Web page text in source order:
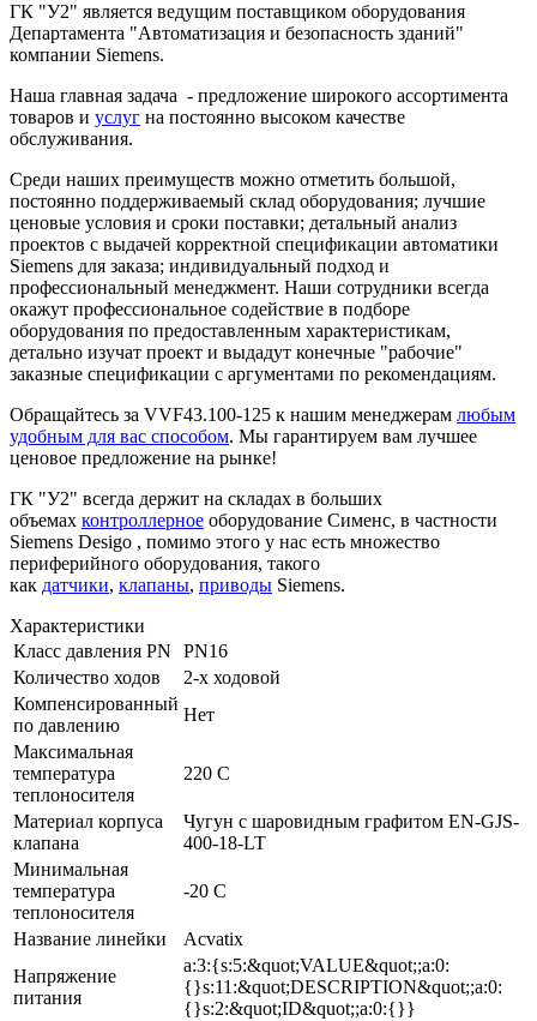
ГК "У2" является ведущим поставщиком оборудования
Департамента "Автоматизация и безопасность зданий"
компании Siemens.
Наша главная задача - предложение широкого ассортимента
товаров и услуг на постоянно высоком качестве
обслуживания.
Среди наших преимуществ можно отметить большой,
постоянно поддерживаемый склад оборудования; лучшие
ценовые условия и сроки поставки; детальный анализ
проектов с выдачей корректной спецификации автоматики
Siemens для заказа; индивидуальный подход и
профессиональный менеджмент. Наши сотрудники всегда
окажут профессиональное содействие в подборе
оборудования по предоставленным характеристикам,
детально изучат проект и выдадут конечные "рабочие"
заказные спецификации с аргументами по рекомендациям.
Обращайтесь за VVF43.100-125 к нашим менеджерам любым
удобным для вас способом. Мы гарантируем вам лучшее
ценовое предложение на рынке!
ГК "У2" всегда держит на складах в больших
объемах контроллерное оборудование Сименс, в частности
Siemens Desigo , помимо этого у нас есть множество
периферийного оборудования, такого
как датчики, клапаны, приводы Siemens.
Характеристики
Класс давления PN
PN16
Количество ходов
2-х ходовой
Компенсированный
по давлению
Нет
Максимальная
температура
теплоносителя
220 C
Материал корпуса
клапана
Чугун с шаровидным графитом EN-GJS-
400-18-LT
Минимальная
температура
теплоносителя
-20 C
Название линейки
Acvatix
Напряжение
питания
a:3:{s:5:&quot;VALUE&quot;;a:0:
{}s:11:&quot;DESCRIPTION&quot;;a:0:
{}s:2:&quot;ID&quot;;a:0:{}}